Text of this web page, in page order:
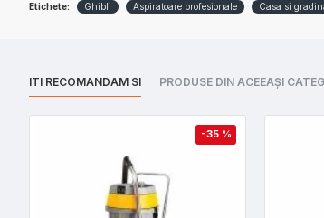
Etichete: Ghibli Aspiratoare profesionale Casa si
ITI RECOMANDAM SI PRODUSE DIN ACEEAȘI
-35 %